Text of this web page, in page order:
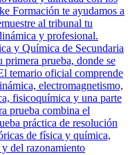
Formación te ayudamos a
al tribunal tu
y profesional.
y Química de Secundaria
primera prueba, donde se
temario oficial comprende
electromagnetismo,
fisicoquímica y una parte
prueba combina el
práctica de resolución
de física y química,
del razonamiento